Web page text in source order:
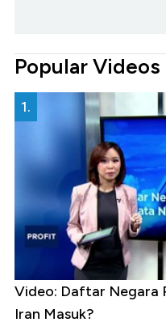
Popular Videos
1.
Video: Daftar Negara
Iran Masuk?